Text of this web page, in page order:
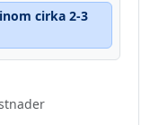
cirka 2-3